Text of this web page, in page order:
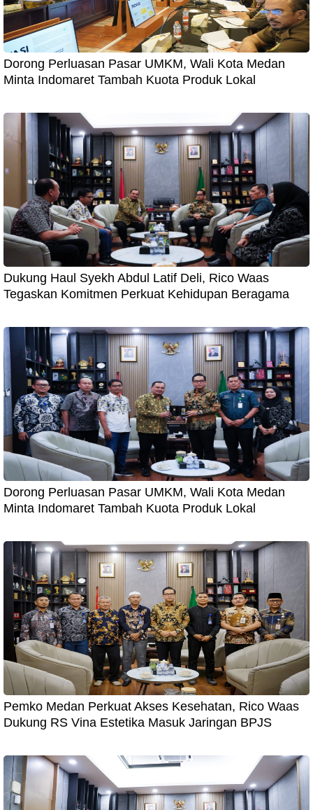
Dorong Perluasan Pasar UMKM, Wali Kota Medan
Minta Indomaret Tambah Kuota Produk Lokal
Dukung Haul Syekh Abdul Latif Deli, Rico Waas
Tegaskan Komitmen Perkuat Kehidupan Beragama
Dorong Perluasan Pasar UMKM, Wali Kota Medan
Minta Indomaret Tambah Kuota Produk Lokal
Pemko Medan Perkuat Akses Kesehatan, Rico Waas
Dukung RS Vina Estetika Masuk Jaringan BPJS